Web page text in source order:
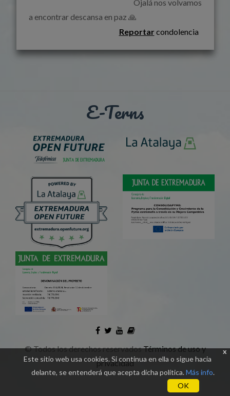
Reportar condolencia
E-Terns
©Todos los derechos reservadosTérminos de uso y
privacidad
x
Este sitio web usa cookies. Si continua en ella o sigue hacia
delante, se entenderá que acepta dicha política. Más info.
OK